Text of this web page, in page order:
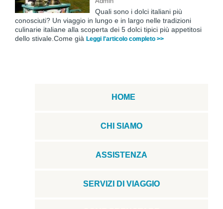
Quali sono i dolci italiani più
conosciuti? Un viaggio in lungo e in largo nelle tradizioni
culinarie italiane alla scoperta dei 5 dolci tipici più appetitosi
dello stivale.Come già Leggi l'articolo completo >>
HOME
CHI SIAMO
ASSISTENZA
SERVIZI DI VIAGGIO